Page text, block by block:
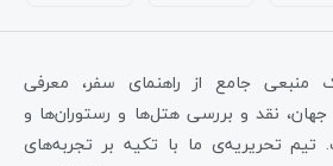
منبعی جامع از راهنمای سفر، معرفی
جهان، نقد و بررسی هتل‌ها و رستوران‌ها و
تحریریه‌ی ما با تکیه بر تجربه‌های